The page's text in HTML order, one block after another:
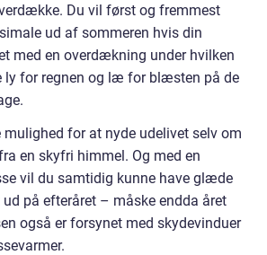
Du vil først og fremmest
ud af sommeren hvis din
med en overdækning under hvilken
ly for regnen og læ for blæsten på de
mulighed for at nyde udelivet selv om
en skyfri himmel. Og med en
vil du samtidig kunne have glæde
på efteråret – måske endda året
også er forsynet med skydevinduer